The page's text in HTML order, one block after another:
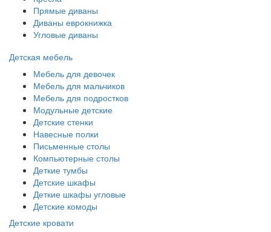
Прямые диваны
Диваны еврокнижка
Угловые диваны
Детская мебель
Мебель для девочек
Мебель для мальчиков
Мебель для подростков
Модульные детские
Детские стенки
Навесные полки
Письменные столы
Компьютерные столы
Деткие тумбы
Детские шкафы
Деткие шкафы угловые
Детские комоды
Детские кровати